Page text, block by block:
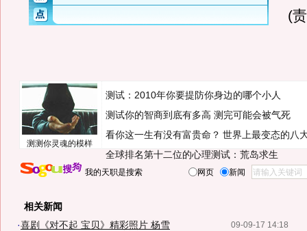
(
测测你灵魂的模样
测试：2010年你要提防你身边的哪个小人
测试你的智商到底有多高 测完可能会被气死
看你这一生有没有富贵命？ 世界上最变态的八
全球排名第十二位的心理测试：荒岛求生
我的天职是搜索 网页 新闻
相关新闻
09-09-17 14:18
·喜剧《对不起 宝贝》精彩照片 杨雪